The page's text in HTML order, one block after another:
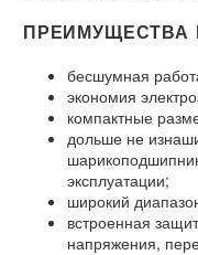
ПРЕИМУЩЕСТВА
бесшумная
экономия
компактные
дольше не
эксплуатации;
широкий
встроенная
напряжения,